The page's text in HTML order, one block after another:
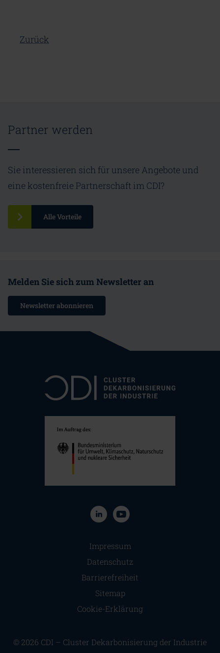
Zurück
Partner werden
Sie interessieren sich für unsere Angebote und
eine kostenfreie Partnerschaft im CDI?
Alle Vorteile
Melden Sie sich zum Newsletter an
Newsletter abonnieren
© 2026 CDI – Cluster Dekarbonisierung der Industrie
Navigation überspringen
Impressum
Datenschutz
Barrierefreiheit
Sitemap
Cookie-Erklärung